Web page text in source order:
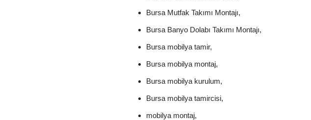
Bursa Mutfak Takımı Montajı,
Bursa Banyo Dolabı Takımı Montajı,
Bursa mobilya tamir,
Bursa mobilya montaj,
Bursa mobilya kurulum,
Bursa mobilya tamircisi,
mobilya montaj,